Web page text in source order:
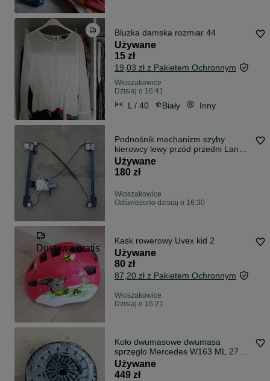
Bluzka damska rozmiar 44
Używane
15 zł
19,03 zł z Pakietem Ochronnym
Włoszakowice
Dzisiaj o 16:41
L / 40 Biały Inny
Podnośnik mechanizm szyby
kierowcy lewy przód przedni Land
Rover Freelander I 97-03r
Używane
180 zł
Włoszakowice
Odświeżono dzisiaj o 16:30
Dostawa gratis
Kask rowerowy Uvex kid 2
Używane
80 zł
87,20 zł z Pakietem Ochronnym
Włoszakowice
Dzisiaj o 16:21
Koło dwumasowe dwumasa
sprzęgło Mercedes W163 ML 270
2.7 CDI
Używane
449 zł